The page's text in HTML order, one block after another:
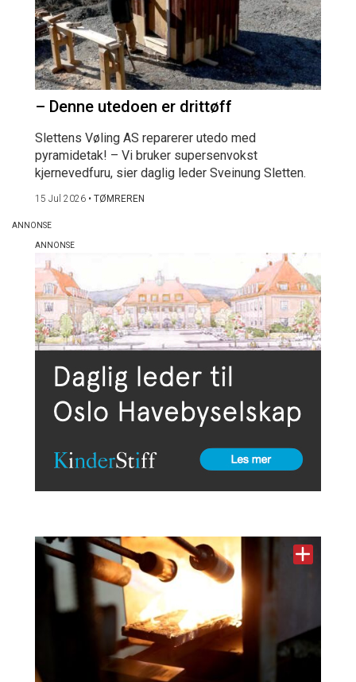
– Denne utedoen er drittøff
Slettens Vøling AS reparerer utedo med
pyramidetak! – Vi bruker supersenvokst
kjernevedfuru, sier daglig leder Sveinung Sletten.
15 Jul 2026 • TØMREREN